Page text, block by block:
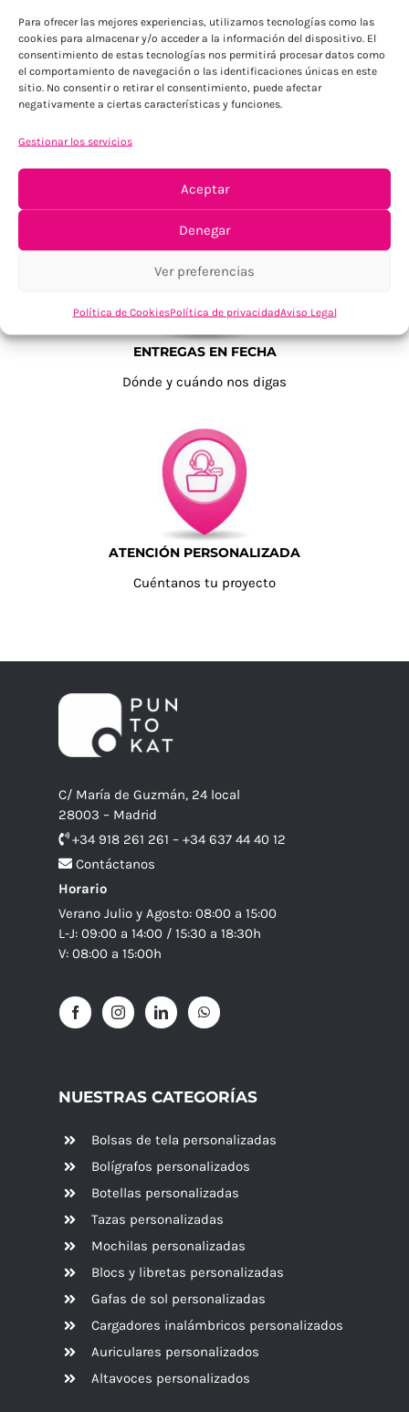
Para ofrecer las mejores experiencias, utilizamos tecnologías como las
cookies para almacenar y/o acceder a la información del dispositivo. El
consentimiento de estas tecnologías nos permitirá procesar datos como
el comportamiento de navegación o las identificaciones únicas en este
sitio. No consentir o retirar el consentimiento, puede afectar
negativamente a ciertas características y funciones.
Gestionar los servicios
Aceptar
Denegar
Ver preferencias
Política de CookiesPolítica de privacidadAviso Legal
TU SATISFACCIÓN = LA NUESTRA
Tu confianza, nuestro objetivo
ENTREGAS EN FECHA
Dónde y cuándo nos digas
ATENCIÓN PERSONALIZADA
Cuéntanos tu proyecto
C/ María de Guzmán, 24 local
28003 – Madrid
+34 918 261 261 – +34 637 44 40 12
Contáctanos
Horario
Verano Julio y Agosto: 08:00 a 15:00
L-J: 09:00 a 14:00 / 15:30 a 18:30h
V: 08:00 a 15:00h
NUESTRAS CATEGORÍAS
Bolsas de tela personalizadas
Bolígrafos personalizados
Botellas personalizadas
Tazas personalizadas
Mochilas personalizadas
Blocs y libretas personalizadas
Gafas de sol personalizadas
Cargadores inalámbricos personalizados
Auriculares personalizados
Altavoces personalizados